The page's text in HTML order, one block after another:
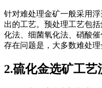
针对难处理金矿一般采用
出的工艺。预处理工艺包
化法、细菌氧化法、硝酸
存在问题是，大多数难处
2.硫化金选矿工艺